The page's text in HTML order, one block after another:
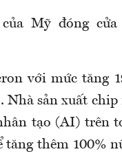
Mỹ đóng
với mức tăng
Nhà sản xuất chip
tạo (AI) trên
tăng thêm 100%